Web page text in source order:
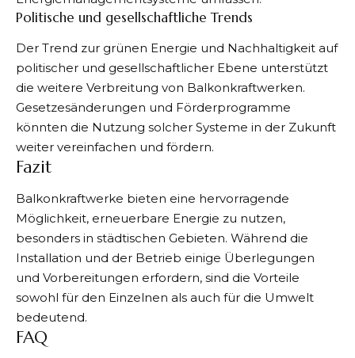
Politische und gesellschaftliche Trends
Der Trend zur grünen Energie und Nachhaltigkeit auf
politischer und gesellschaftlicher Ebene unterstützt
die weitere Verbreitung von Balkonkraftwerken.
Gesetzesänderungen und Förderprogramme
könnten die Nutzung solcher Systeme in der Zukunft
weiter vereinfachen und fördern.
Fazit
Balkonkraftwerke bieten eine hervorragende
Möglichkeit, erneuerbare Energie zu nutzen,
besonders in städtischen Gebieten. Während die
Installation und der Betrieb einige Überlegungen
und Vorbereitungen erfordern, sind die Vorteile
sowohl für den Einzelnen als auch für die Umwelt
bedeutend.
FAQ